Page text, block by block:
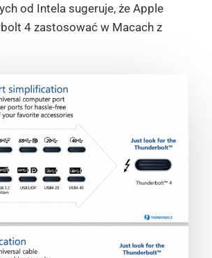
od Intela sugeruje, że Apple
4 zastosować w Macach z